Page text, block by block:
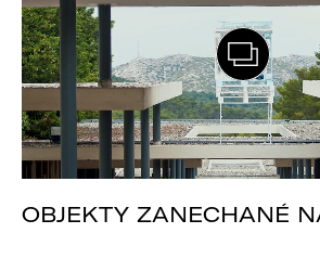
OBJEKTY ZANECHANÉ